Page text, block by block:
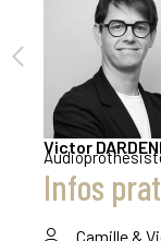
Victor
Infos
Camille &